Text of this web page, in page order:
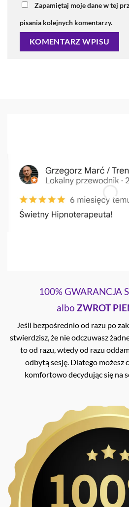
Zapamiętaj moje dane w tej
pisania kolejnych komentarzy.
100% GWARANCJA
albo ZWROT
Jeśli bezpośrednio od razu po
stwierdzisz, że nie odczuwasz
to od razu, wtedy od razu
odbytą sesję. Dlatego możesz
komfortowo decydując się na